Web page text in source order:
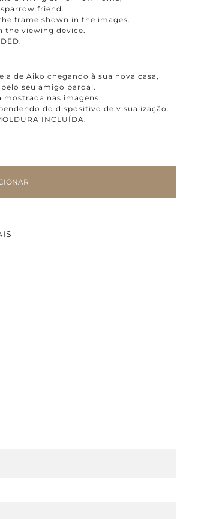
friend.
frame shown in the images.
the viewing device.
de Aiko chegando à sua nova casa,
seu amigo pardal.
mostrada nas imagens.
do dispositivo de visualização.
INCLUÍDA.